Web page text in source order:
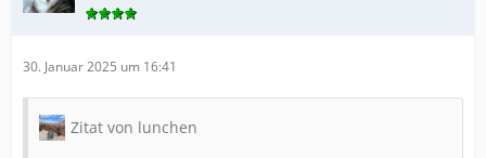
30. Januar 2025 um 16:41
Zitat von lunchen